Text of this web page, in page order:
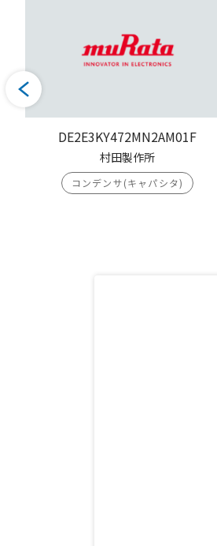
DE2E3KY472MN2AM01F
村田製作所
コンデンサ(キャパシタ)